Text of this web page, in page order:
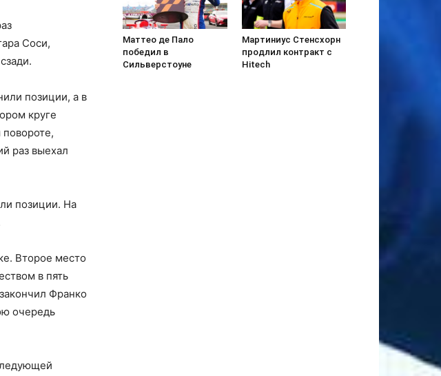
Соси,
позиции, а в
круге
раз выехал
позиции. На
Второе место
в пять
Франко
очередь
Маттео де Пало
победил в
Сильверстоуне
Мартиниус Стенсхорн
продлил контракт с
Hitech